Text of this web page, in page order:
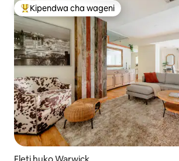
Kipendwa maarufu cha wageni
Kipendwa cha wageni